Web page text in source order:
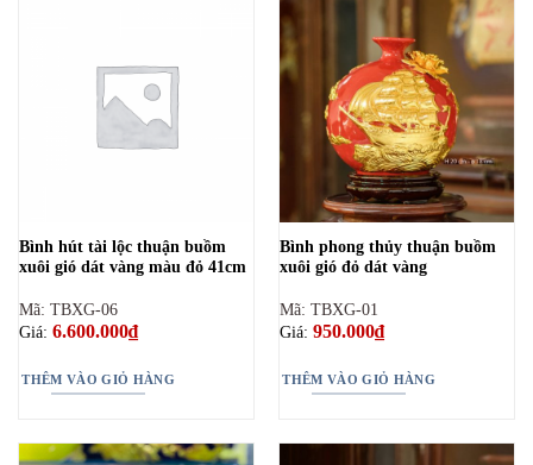
Bình hút tài lộc thuận buồm
xuôi gió dát vàng màu đỏ 41cm
Mã: TBXG-06
Giá: 6.600.000₫
THÊM VÀO GIỎ HÀNG
Bình phong thủy thuận buồm
xuôi gió đỏ dát vàng
Mã: TBXG-01
Giá: 950.000₫
THÊM VÀO GIỎ HÀNG